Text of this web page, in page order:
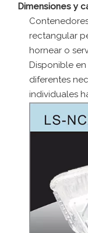
Dimensiones y
rectangular
hornear o
Disponible
diferentes
individuales